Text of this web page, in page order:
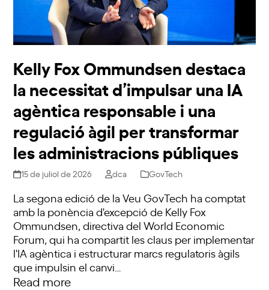
Kelly Fox Ommundsen destaca
la necessitat d’impulsar una IA
agèntica responsable i una
regulació àgil per transformar
les administracions públiques
15 de juliol de 2026 dca GovTech
La segona edició de la Veu GovTech ha comptat
amb la ponència d'excepció de Kelly Fox
Ommundsen, directiva del World Economic
Forum, qui ha compartit les claus per implementar
l'IA agèntica i estructurar marcs regulatoris àgils
que impulsin el canvi…
Read more